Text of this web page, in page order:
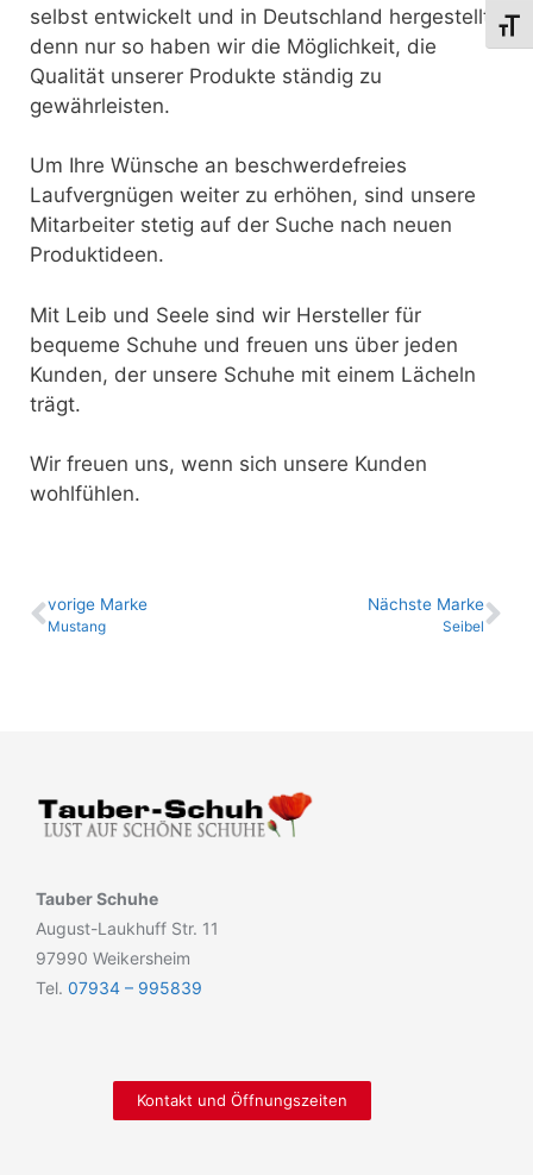
selbst entwickelt und in Deutschland hergestellt,
denn nur so haben wir die Möglichkeit, die
Qualität unserer Produkte ständig zu
gewährleisten.
Um Ihre Wünsche an beschwerdefreies
Laufvergnügen weiter zu erhöhen, sind unsere
Mitarbeiter stetig auf der Suche nach neuen
Produktideen.
Mit Leib und Seele sind wir Hersteller für
bequeme Schuhe und freuen uns über jeden
Kunden, der unsere Schuhe mit einem Lächeln
trägt.
Wir freuen uns, wenn sich unsere Kunden
wohlfühlen.
vo­ri­ge Marke
Mustang
Nächste Marke
Seibel
Tauber Schuhe
August-Laukhuff Str. 11
97990 Weikersheim
Tel. 07934 – 995839
Kontakt und Öffnungszeiten